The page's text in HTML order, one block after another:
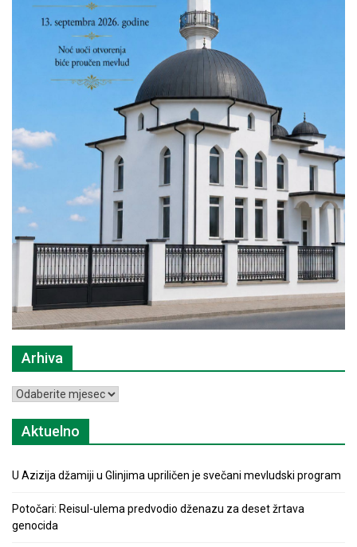
Arhiva
Arhiva
Aktuelno
U Azizija džamiji u Glinjima upriličen je svečani mevludski program
Potočari: Reisul-ulema predvodio dženazu za deset žrtava
genocida